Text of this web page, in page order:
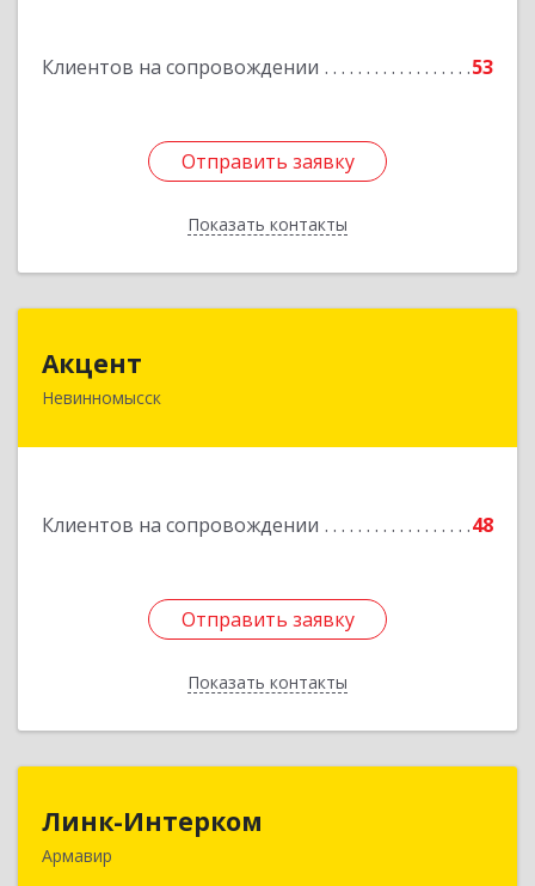
Клиентов на сопровождении 53
Отправить заявку
Показать контакты
Отправить заявку
Назад
Акцент
Невинномысск
Клиентов на сопровождении 48
Отправить заявку
Показать контакты
357112, Ставропольский край, Невинномысск г,
Отправить заявку
Назад
Линк-Интерком
Армавир